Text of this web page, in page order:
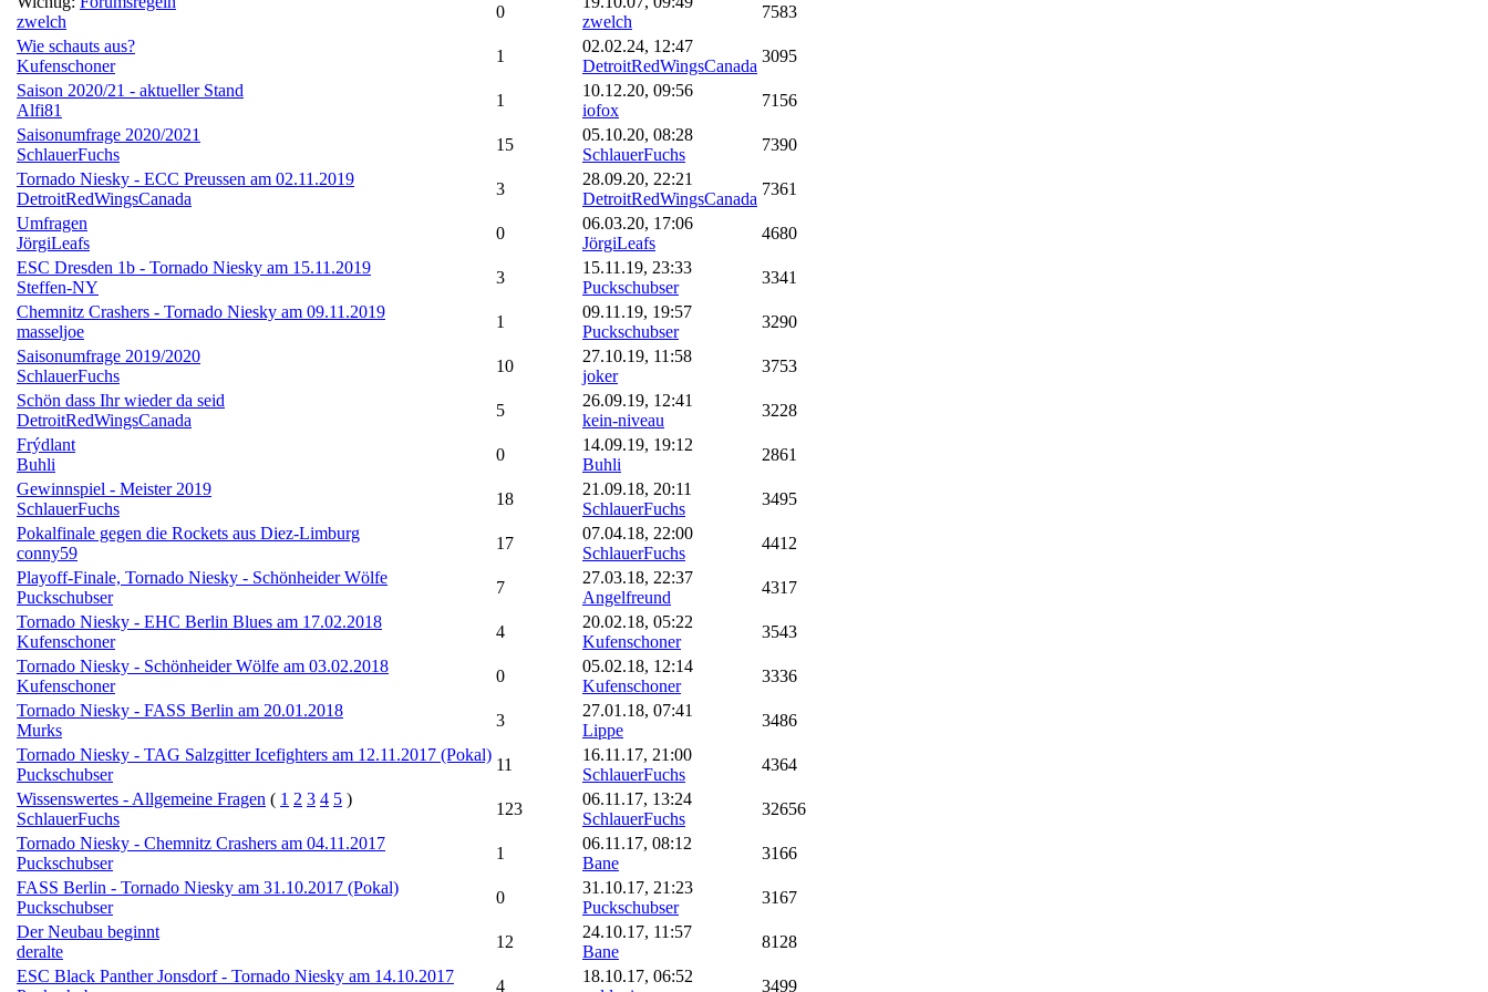
zwelch
0
zwelch
7583
Wie schauts aus?
Kufenschoner
1
02.02.24, 12:47
DetroitRedWingsCanada
3095
Saison 2020/21 - aktueller Stand
Alfi81
1
10.12.20, 09:56
iofox
7156
Saisonumfrage 2020/2021
SchlauerFuchs
15
05.10.20, 08:28
SchlauerFuchs
7390
Tornado Niesky - ECC Preussen am 02.11.2019
DetroitRedWingsCanada
3
28.09.20, 22:21
DetroitRedWingsCanada
7361
Umfragen
JörgiLeafs
0
06.03.20, 17:06
JörgiLeafs
4680
ESC Dresden 1b - Tornado Niesky am 15.11.2019
Steffen-NY
3
15.11.19, 23:33
Puckschubser
3341
Chemnitz Crashers - Tornado Niesky am 09.11.2019
masseljoe
1
09.11.19, 19:57
Puckschubser
3290
Saisonumfrage 2019/2020
SchlauerFuchs
10
27.10.19, 11:58
joker
3753
Schön dass Ihr wieder da seid
DetroitRedWingsCanada
5
26.09.19, 12:41
kein-niveau
3228
Frýdlant
Buhli
0
14.09.19, 19:12
Buhli
2861
Gewinnspiel - Meister 2019
SchlauerFuchs
18
21.09.18, 20:11
SchlauerFuchs
3495
Pokalfinale gegen die Rockets aus Diez-Limburg
conny59
17
07.04.18, 22:00
SchlauerFuchs
4412
Playoff-Finale, Tornado Niesky - Schönheider Wölfe
Puckschubser
7
27.03.18, 22:37
Angelfreund
4317
Tornado Niesky - EHC Berlin Blues am 17.02.2018
Kufenschoner
4
20.02.18, 05:22
Kufenschoner
3543
Tornado Niesky - Schönheider Wölfe am 03.02.2018
Kufenschoner
0
05.02.18, 12:14
Kufenschoner
3336
Tornado Niesky - FASS Berlin am 20.01.2018
Murks
3
27.01.18, 07:41
Lippe
3486
Tornado Niesky - TAG Salzgitter Icefighters am 12.11.2017 (Pokal)
Puckschubser
11
16.11.17, 21:00
SchlauerFuchs
4364
Wissenswertes - Allgemeine Fragen ( 1 2 3 4 5 )
SchlauerFuchs
123
06.11.17, 13:24
SchlauerFuchs
32656
Tornado Niesky - Chemnitz Crashers am 04.11.2017
Puckschubser
1
06.11.17, 08:12
Bane
3166
FASS Berlin - Tornado Niesky am 31.10.2017 (Pokal)
Puckschubser
0
31.10.17, 21:23
Puckschubser
3167
Der Neubau beginnt
deralte
12
24.10.17, 11:57
Bane
8128
ESC Black Panther Jonsdorf - Tornado Niesky am 14.10.2017
4
18.10.17, 06:52
3499